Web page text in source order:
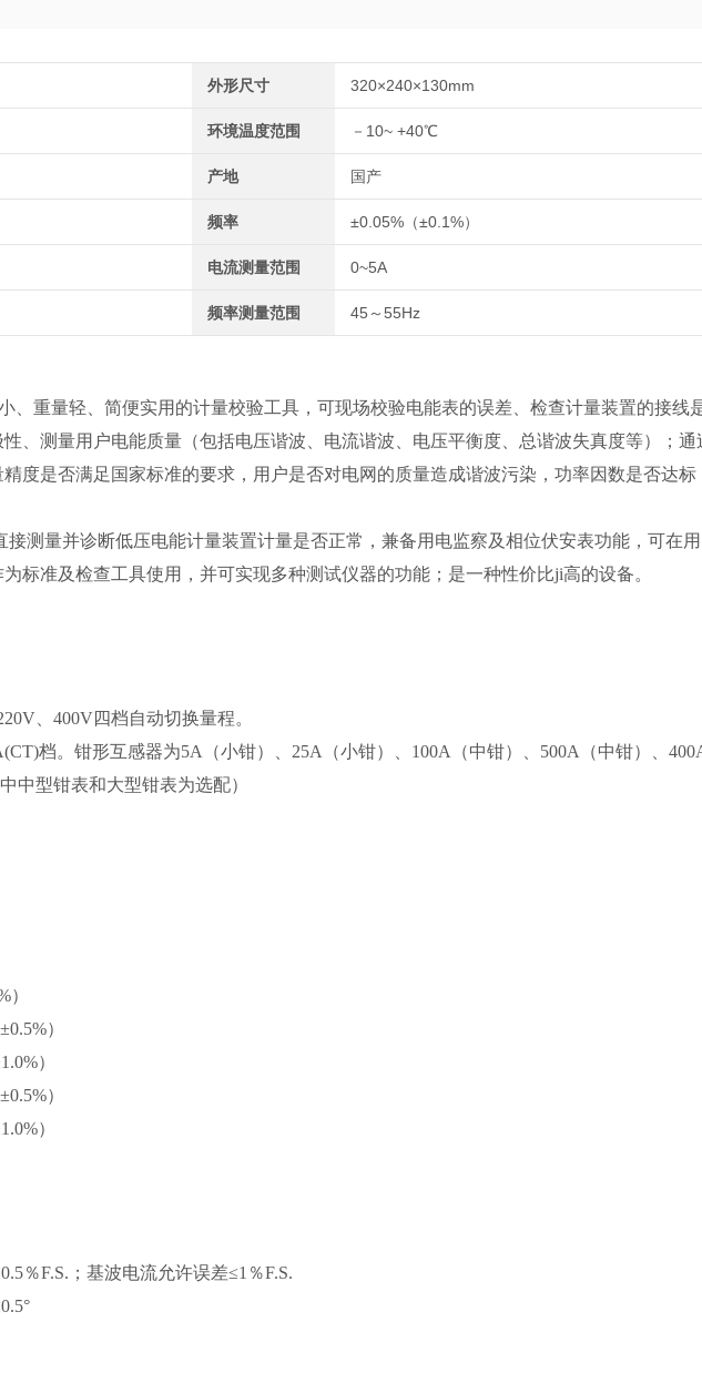
外形尺寸 320×240×130mm
环境温度范围 －10~ +40℃
产地 国产
频率 ±0.05%（±0.1%）
电流测量范围 0~5A
频率测量范围 45～55Hz
、重量轻、简便实用的计量校验工具，可现场校验电能表的误差、检查计量装置的接线
、测量用户电能质量（包括电压谐波、电流谐波、电压平衡度、总谐波失真度等）；通
度是否满足国家标准的要求，用户是否对电网的质量造成谐波污染，功率因数是否达标
测量并诊断低压电能计量装置计量是否正常，兼备用电监察及相位伏安表功能，可在
标准及检查工具使用，并可实现多种测试仪器的功能；是一种性价比ji高的设备。
、400V四档自动切换量程。
档。钳形互感器为5A（小钳）、25A（小钳）、100A（中钳）、500A（中钳）、
中型钳表和大型钳表为选配）
）
）
）
）
％F.S.；基波电流允许误差≤1％F.S.